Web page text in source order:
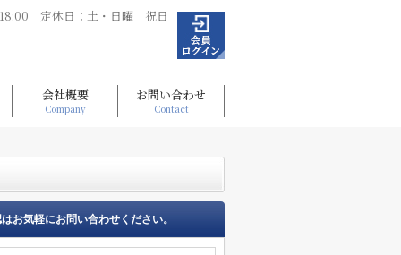
定休日：土・日曜 祝日
会社概要
Company
お問い合わせ
Contact
お気軽にお問い合わせください。